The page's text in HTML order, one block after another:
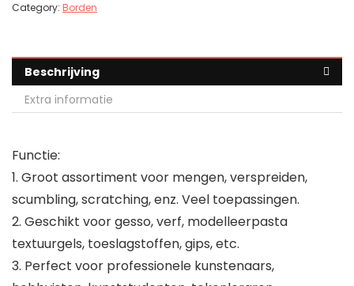
Category: Borden
Beschrijving
Extra informatie
Functie:
1. Groot assortiment voor mengen, verspreiden,
scumbling, scratching, enz. Veel toepassingen.
2. Geschikt voor gesso, verf, modelleerpasta
textuurgels, toeslagstoffen, gips, etc.
3. Perfect voor professionele kunstenaars,